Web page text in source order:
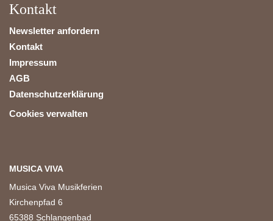
Kontakt
Newsletter anfordern
Kontakt
Impressum
AGB
Datenschutzerklärung
Cookies verwalten
MUSICA VIVA
Musica Viva Musikferien
Kirchenpfad 6
65388 Schlangenbad